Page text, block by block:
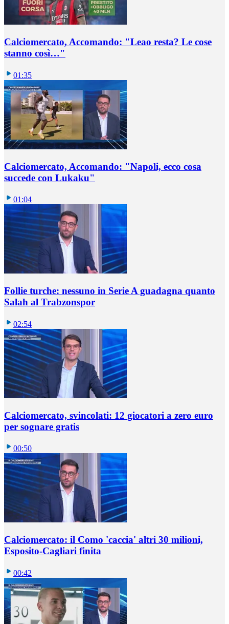
Calciomercato, Accomando: "Leao resta? Le cose
stanno così…"
01:35
Calciomercato, Accomando: "Napoli, ecco cosa
succede con Lukaku"
01:04
Follie turche: nessuno in Serie A guadagna quanto
Salah al Trabzonspor
02:54
Calciomercato, svincolati: 12 giocatori a zero euro
per sognare gratis
00:50
Calciomercato: il Como 'caccia' altri 30 milioni,
Esposito-Cagliari finita
00:42